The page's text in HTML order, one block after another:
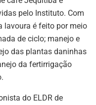
pelo Instituto. Com
lavoura é feito por meio
de ciclo; manejo e
das plantas daninhas
da fertirrigação
do ELDR de